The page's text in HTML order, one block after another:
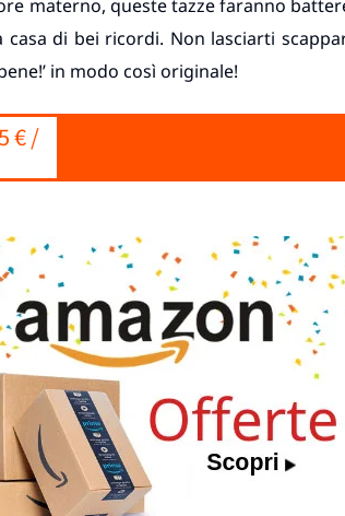
materno, queste tazze faranno
di bei ricordi. Non lasciarti
in modo così originale!
€ /